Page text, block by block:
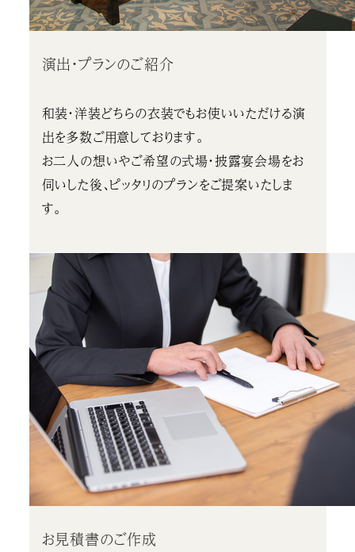
演出・プランのご紹介
和装・洋装どちらの衣装でもお使いいただける演
出を多数ご用意しております。
お二人の想いやご希望の式場・披露宴会場をお
伺いした後、ピッタリのプランをご提案いたしま
す。
お見積書のご作成